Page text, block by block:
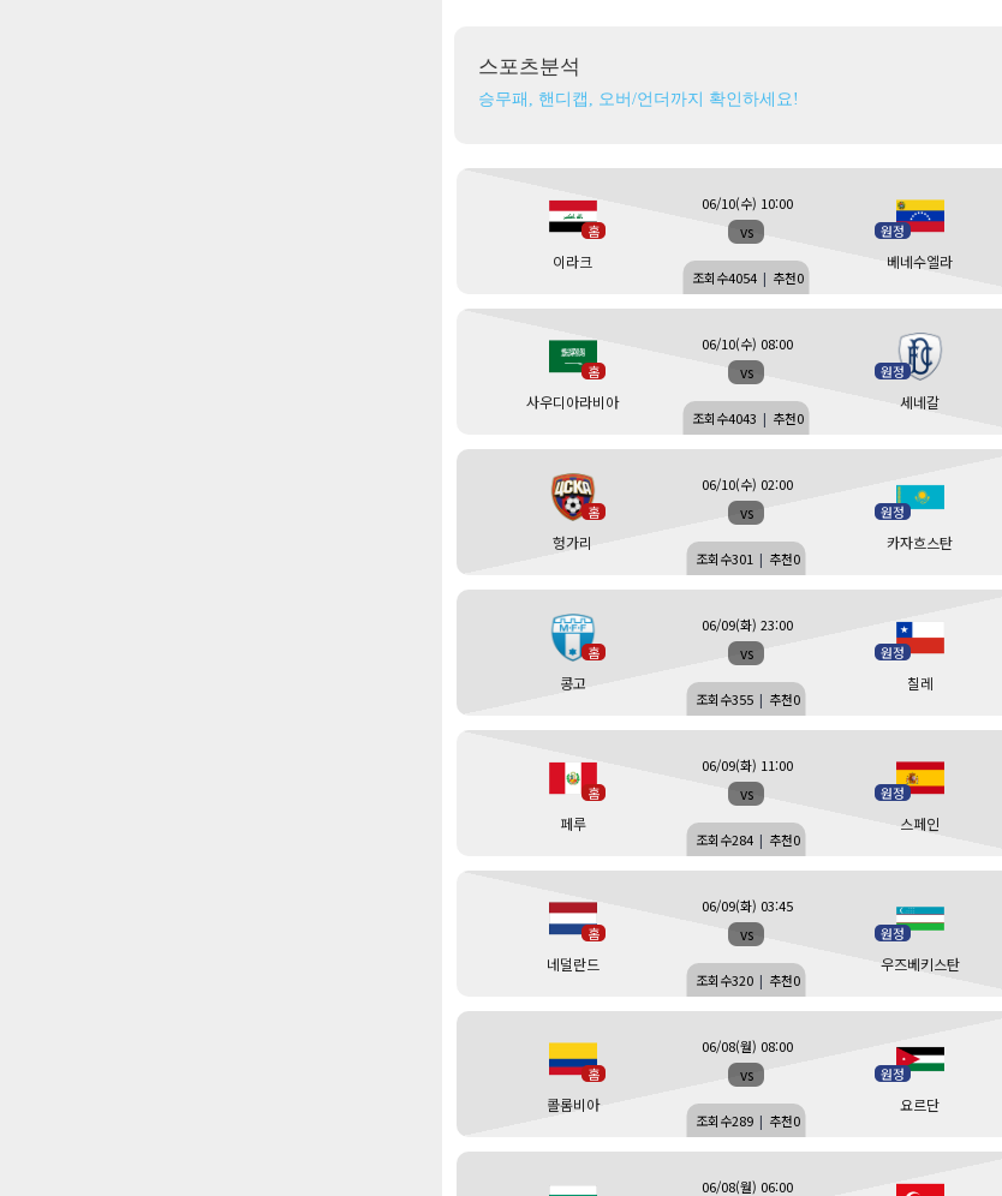
스포츠분석
승무패, 핸디캡, 오버/언더까지 확인하세요!
홈
이라크
vs 원정
베네수엘라
06/10(수) 10:00
조회수4054 | 추천0
홈
사우디아라비아
vs 원정
세네갈
06/10(수) 08:00
조회수4043 | 추천0
홈
헝가리
vs 원정
카자흐스탄
06/10(수) 02:00
조회수301 | 추천0
홈
콩고
vs 원정
칠레
06/09(화) 23:00
조회수355 | 추천0
홈
페루
vs 원정
스페인
06/09(화) 11:00
조회수284 | 추천0
홈
네덜란드
vs 원정
우즈베키스탄
06/09(화) 03:45
조회수320 | 추천0
홈
콜롬비아
vs 원정
요르단
06/08(월) 08:00
조회수289 | 추천0
06/08(월) 06:00